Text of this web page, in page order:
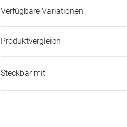
Verfügbare Variationen
Produktvergleich
Steckbar mit